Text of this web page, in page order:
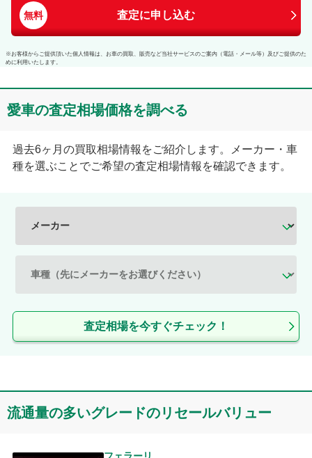
無料 査定に申し込む
※お客様からご提供頂いた個人情報は、お車の買取、販売など当社サービスのご案内（電話・メール等）及びご提供のた
めに利用いたします。
愛車の査定相場価格を調べる
過去6ヶ月の買取相場情報をご紹介します。メーカー・車
種を選ぶことでご希望の査定相場情報を確認できます。
査定相場を今すぐチェック！
流通量の多いグレードのリセールバリュー